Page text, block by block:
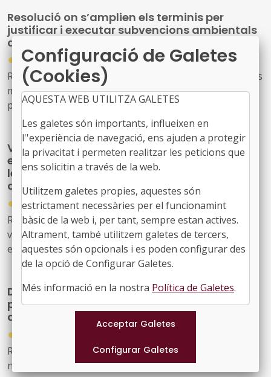
Resolució on s’amplien els terminis per
justificar i executar subvencions ambientals
d’il·luminació pública
●
30/10/2025
Resolució TER/3943/2025, de 13 d'octubre, per la qual es
modifiquen els terminis d'execució i de justificació
previstos a la Resolució ACC/4002/2023, de 16 de
novembre, de convocatòria de subvencions per a
actuacions de millora ambiental del medi nocturn i de
contribució a la mitigació del canvi climàtic en la
il·luminació exterior existent de titularitat pública,
realitzades en el període 2023-2025
Validació del decret llei 19/2025 de mesures
extraordinàries en l'àmbit de l'impost sobre
les instal·lacions que incideixen en el medi
ambient
●
28/10/2025
Resolució 413/XV del Parlament de Catalunya, de
validació del Decret llei 19/2025, de mesures
extraordinàries en l'àmbit de l'impost sobre les
instal·lacions que incideixen en el medi ambient
Directrius i criteris comuns dels plans anuals
per a la prevenció, vigilància i extinció
d’incendis forestals
●
Reial decret 716/2025, de 26 d’agost, publicat al BOE
núm. 208, de 29/08/2025
Configuració de Galetes
(Cookies)
AQUESTA WEB UTILITZA GALETES
Les galetes són importants, influeixen en
l''experiència de navegació, ens ajuden a protegir
la privacitat i permeten realitzar les peticions que
ens solicitin a través de la web.
Utilitzem galetes propies, aquestes són
estrictament necessàries per el funcionamint
bàsic de la web i, per tant, sempre estan actives.
Altrament, també utilitzem galetes de tercers,
aquestes són opcionals i es poden configurar des
de la opció de Configurar Galetes.
Més informació en la nostra Política de Galetes.